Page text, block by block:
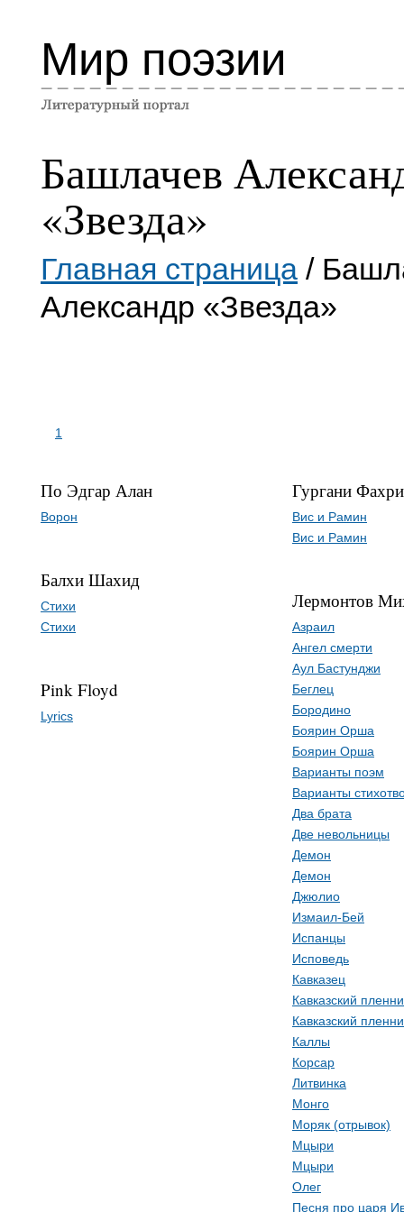
Мир поэзии
Башлачев
«Звезда»
Главная страница /
Александр «Звезда»
1
По Эдгар Алан
Ворон
Балхи Шахид
Стихи
Стихи
Pink Floyd
Lyrics
Гургани
Вис и Рамин
Вис и Рамин
Лермонтов
Азраил
Ангел смерти
Аул Бастунджи
Беглец
Бородино
Боярин Орша
Боярин Орша
Варианты поэм
Варианты
Два брата
Две невольницы
Демон
Демон
Джюлио
Измаил-Бей
Испанцы
Исповедь
Кавказец
Кавказский
Кавказский
Каллы
Корсар
Литвинка
Монго
Моряк (отрывок)
Мцыри
Мцыри
Олег
Песня про царя